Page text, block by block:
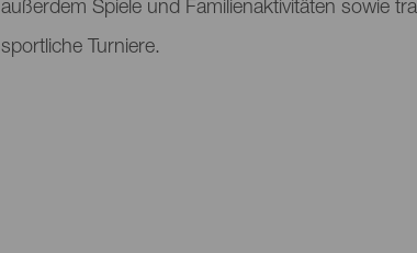
außerdem Spiele und Familienaktivitäten sowie
sportliche Turniere.